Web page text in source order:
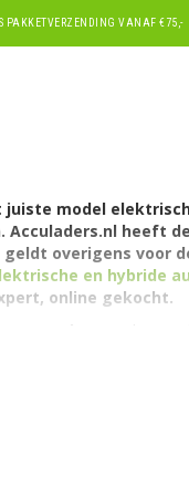
PAKKETVERZENDING VANAF €75,-
juiste model
Acculaders.nl heeft
overigens voor
en hybride
online gekocht.
ook een volledig